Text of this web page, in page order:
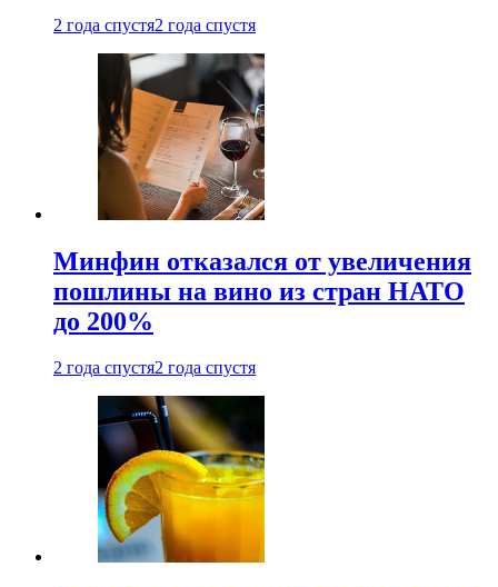
2 года спустя2 года спустя
Минфин отказался от увеличения
пошлины на вино из стран НАТО
до 200%
2 года спустя2 года спустя